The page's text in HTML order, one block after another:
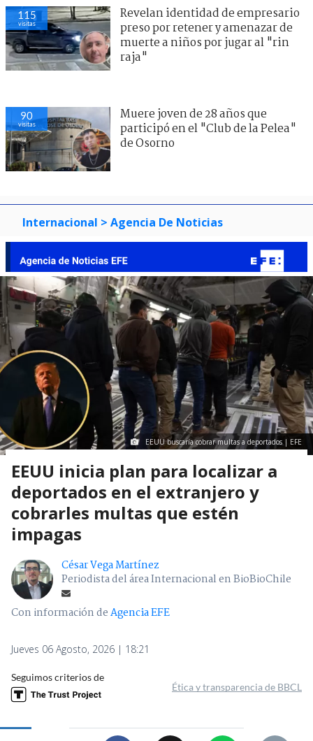
115
visitas
Revelan identidad de empresario
preso por retener y amenazar de
muerte a niños por jugar al "rin
raja"
90
visitas
Muere joven de 28 años que
participó en el "Club de la Pelea"
de Osorno
Internacional > Agencia De Noticias
EEUU buscaría cobrar multas a deportados | EFE
EEUU inicia plan para localizar a
deportados en el extranjero y
cobrarles multas que estén
impagas
César Vega Martínez
Periodista del área Internacional en BioBioChile
Con información deAgencia EFE
Jueves 06 Agosto, 2026 | 18:21
Seguimos criterios de
Ética y transparencia de BBCL